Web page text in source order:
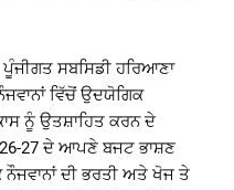
ਸਬਸਿਡੀ ਹਰਿਆਣਾ
ਵਿੱਚੋਂ ਉਦਯੋਗਿਕ
ਨੂੰ ਉਤਸ਼ਾਹਿਤ ਕਰਨ ਦੇ
27 ਦੇ ਆਪਣੇ ਬਜਟ ਭਾਸ਼ਣ
ਦੀ ਭਰਤੀ ਅਤੇ ਖੋਜ ਤੇ